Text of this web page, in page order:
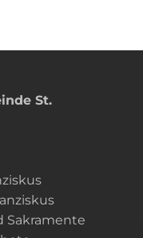
St.
Sakramente